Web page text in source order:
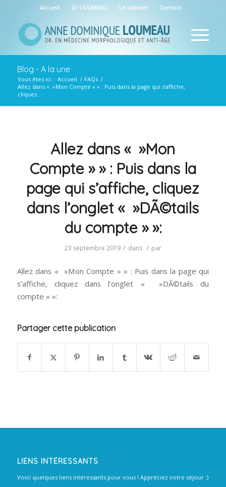
Accueil Dr LOUMEAU Le cabinet Contact
Blog - A la une
Vous êtes ici : Accueil / FAQs /
Allez dans « »Mon Compte » » : Puis dans la page qui s’affiche,
cliquez...
Allez dans « »Mon
Compte » » : Puis dans la
page qui s’affiche, cliquez
dans l’onglet « »DÃ©tails
du compte » »:
23 septembre 2019 / dans / par
Allez dans « »Mon Compte » » : Puis dans la page qui
s’affiche, cliquez dans l’onglet « »DÃ©tails du
compte » »:
Partager cette publication
LIENS INTÉRESSANTS
Voici quelques liens intéressants pour vous ! Appréciez votre séjour :)